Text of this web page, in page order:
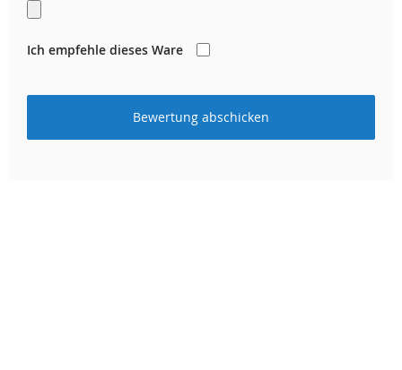
Ich empfehle dieses Ware
Bewertung abschicken